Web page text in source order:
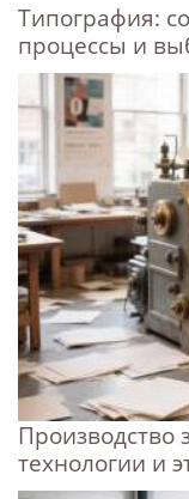
Типография:
процессы и
Производство
технологии и